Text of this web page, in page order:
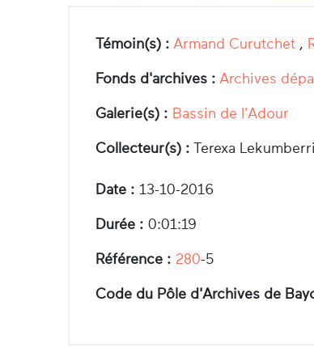
Témoin(s) : Armand Curutchet ,
Fonds d'archives : Archives
Galerie(s) : Bassin de l'Adour
Collecteur(s) : Terexa Lekumberri
Date : 13-10-2016
Durée : 0:01:19
Référence : 280-5
Code du Pôle d'Archives de